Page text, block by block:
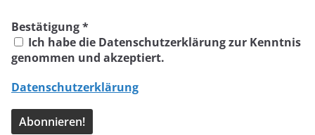
Bestätigung*
Ich habe die Datenschutzerklärung zur Kenntnis
genommen und akzeptiert.
Datenschutzerklärung